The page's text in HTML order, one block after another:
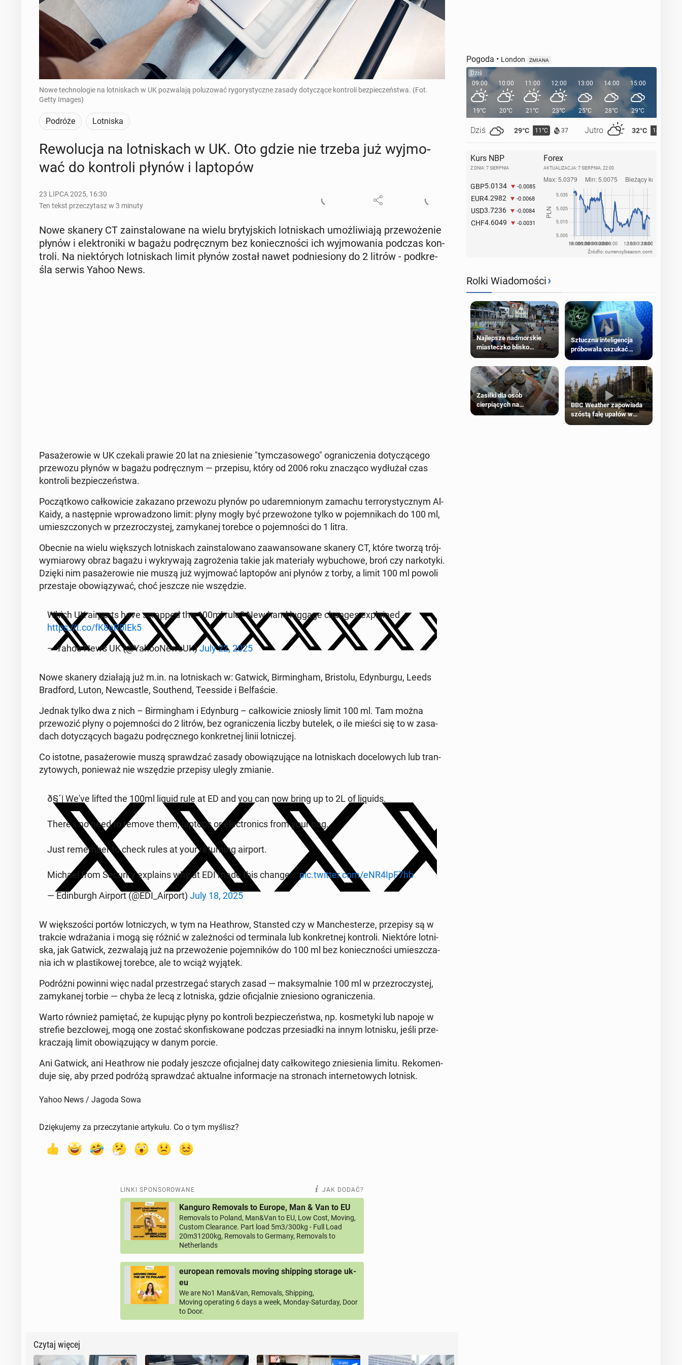
Nowe technologie na lotniskach w UK pozwalają poluzować rygorystyczne zasady dotyczące kontroli bezpieczeństwa. (Fot.
Getty Images)
Podróże Lotniska
Re­wo­lu­cja na lot­ni­skach w UK. Oto gdzie nie trzeba już wyj­mo­
wać do kon­tro­li płynów i lap­to­pów
23 LIPCA 2025, 16:30
Ten tekst przeczytasz w 3 minuty
Nowe skanery CT za­in­sta­lo­wa­ne na wielu bry­tyj­skich lot­ni­skach umoż­li­wia­ją prze­wo­że­nie
płynów i elek­tro­ni­ki w bagażu pod­ręcz­nym bez ko­niecz­no­ści ich wyj­mo­wa­nia podczas kon­
tro­li. Na nie­któ­rych lot­ni­skach limit płynów został nawet pod­nie­sio­ny do 2 litrów - pod­kre­
śla serwis Yahoo News.
Pa­sa­że­ro­wie w UK czekali prawie 20 lat na znie­sie­nie "tym­cza­so­we­go" ogra­ni­cze­nia do­ty­czą­ce­go
prze­wo­zu płynów w bagażu pod­ręcz­nym — prze­pi­su, który od 2006 roku zna­czą­co wy­dłu­żał czas
kon­tro­li bez­pie­czeń­stwa.
Po­cząt­ko­wo cał­ko­wi­cie za­ka­za­no prze­wo­zu płynów po uda­rem­nio­nym zamachu ter­ro­ry­stycz­nym Al-
Kaidy, a na­stęp­nie wpro­wa­dzo­no limit: płyny mogły być prze­wo­żo­ne tylko w po­jem­ni­kach do 100 ml,
umiesz­czo­nych w prze­zro­czy­stej, za­my­ka­nej torebce o po­jem­no­ści do 1 litra.
Obecnie na wielu więk­szych lot­ni­skach za­in­sta­lo­wa­no za­awan­so­wa­ne skanery CT, które tworzą trój­
wy­mia­ro­wy obraz bagażu i wy­kry­wa­ją za­gro­że­nia takie jak ma­te­ria­ły wy­bu­cho­we, broń czy nar­ko­ty­ki.
Dzięki nim pa­sa­że­ro­wie nie muszą już wyj­mo­wać lap­to­pów ani płynów z torby, a limit 100 ml powoli
prze­sta­je obo­wią­zy­wać, choć jeszcze nie wszę­dzie.
Which UK air­ports have scrap­ped the 100ml rule? New hand luggage changes expla­ined
https://t.co/fK8eR0IEk5
— Yahoo News UK (@Yaho­oNew­sUK)July 22, 2025
Nowe skanery dzia­ła­ją już m.in. na lot­ni­skach w: Gatwick, Bir­ming­ham, Bri­sto­lu, Edyn­bur­gu, Leeds
Brad­ford, Luton, New­ca­stle, So­uthend, Te­es­si­de i Bel­fa­ście.
Jednak tylko dwa z nich – Bir­ming­ham i Edyn­burg – cał­ko­wi­cie zniosły limit 100 ml. Tam można
prze­wo­zić płyny o po­jem­no­ści do 2 litrów, bez ogra­ni­cze­nia liczby butelek, o ile mieści się to w za­sa­
dach do­ty­czą­cych bagażu pod­ręcz­ne­go kon­kret­nej linii lot­ni­czej.
Co istotne, pa­sa­że­ro­wie muszą spraw­dzać zasady obo­wią­zu­ją­ce na lot­ni­skach do­ce­lo­wych lub tran­
zy­to­wych, po­nie­waż nie wszę­dzie prze­pi­sy uległy zmianie.
ð§´| We've lifted the 100ml liquid rule at ED and you can now bring up to 2L of liquids.
There's no need to remove them, laptops or elec­tro­nics from your bag.
Just re­mem­ber to check rules at your re­tur­ning airport.
Michael from Se­cu­ri­ty expla­ins why at EDI made this change... pic.twitter.com/eNR4IpF7hb
— Edin­burgh Airport (@EDI_Airport) July 18, 2025
W więk­szo­ści portów lot­ni­czych, w tym na He­ath­row, Stan­sted czy w Man­che­ste­rze, prze­pi­sy są w
trakcie wdra­ża­nia i mogą się różnić w za­leż­no­ści od ter­mi­na­la lub kon­kret­nej kon­tro­li. Nie­któ­re lot­ni­
ska, jak Gatwick, ze­zwa­la­ją już na prze­wo­że­nie po­jem­ni­ków do 100 ml bez ko­niecz­no­ści umiesz­cza­
nia ich w pla­sti­ko­wej torebce, ale to wciąż wyjątek.
Po­dróż­ni powinni więc nadal prze­strze­gać starych zasad — mak­sy­mal­nie 100 ml w prze­zro­czy­stej,
za­my­ka­nej torbie — chyba że lecą z lot­ni­ska, gdzie ofi­cjal­nie znie­sio­no ogra­ni­cze­nia.
Warto również pa­mię­tać, że kupując płyny po kon­tro­li bez­pie­czeń­stwa, np. ko­sme­ty­ki lub napoje w
strefie bez­cło­wej, mogą one zostać skon­fi­sko­wa­ne podczas prze­siad­ki na innym lot­ni­sku, jeśli prze­
kra­cza­ją limit obo­wią­zu­ją­cy w danym porcie.
Ani Gatwick, ani He­ath­row nie podały jeszcze ofi­cjal­nej daty cał­ko­wi­te­go znie­sie­nia limitu. Re­ko­men­
du­je się, aby przed podróżą spraw­dzać ak­tu­al­ne in­for­ma­cje na stro­nach in­ter­ne­to­wych lotnisk.
Yahoo News / Jagoda Sowa
Dziękujemy za przeczytanie artykułu. Co o tym myślisz?
LINKI SPONSOROWANE JAK DODAĆ?
Kanguro Removals to Europe, Man & Van to EU
Removals to Poland, Man&Van to EU, Low Cost, Moving,
Custom Clearance. Part load 5m3/300kg - Full Load
20m31200kg, Removals to Germany, Removals to
Netherlands
european removals moving shipping storage uk-
eu
We are No1 Man&Van, Removals, Shipping,
Moving operating 6 days a week, Monday-Saturday, Door
to Door.
Czytaj więcej
Pogoda • London ZMIANA
Dziś
09:00
19°C
Dziś 29°C 11°C 37 Jutro 32°C 14°C
10:00
20°C
11:00
21°C
12:00
23°C
13:00
25°C
14:00
28°C
15:00
29°C
Kurs NBP
Z DNIA: 7 SIERPNIA
GBP5.0134 -0.0085
EUR4.2982 -0.0068
USD3.7236 -0.0084
CHF4.6049 -0.0031
Forex
AKTUALIZACJA: 7 SIERPNIA, 22:00
Źródło: currencybeacon.com
Rolki Wiadomości›
Najlepsze nadmorskie
miasteczko blisko
Londynu
Sztuczna inteligencja
próbowała oszukać
człowieka
Zasiłki dla osób
cierpiących na
schorzenia psychiczne
BBC Weather zapowiada
szóstą falę upałów w
Londynie